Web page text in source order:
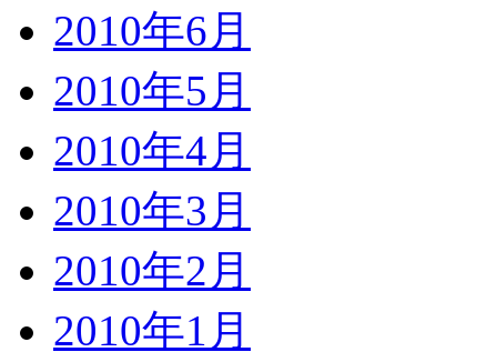
2010年6月
2010年5月
2010年4月
2010年3月
2010年2月
2010年1月